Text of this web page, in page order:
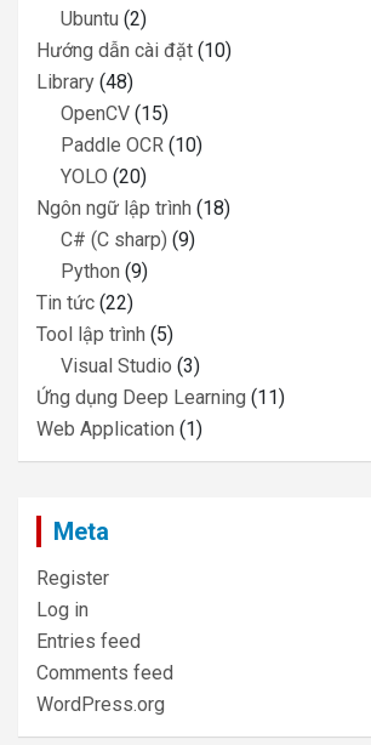
Ubuntu (2)
Hướng dẫn cài đặt (10)
Library (48)
OpenCV (15)
Paddle OCR (10)
YOLO (20)
Ngôn ngữ lập trình (18)
C# (C sharp) (9)
Python (9)
Tin tức (22)
Tool lập trình (5)
Visual Studio (3)
Ứng dụng Deep Learning (11)
Web Application (1)
Meta
Register
Log in
Entries feed
Comments feed
WordPress.org